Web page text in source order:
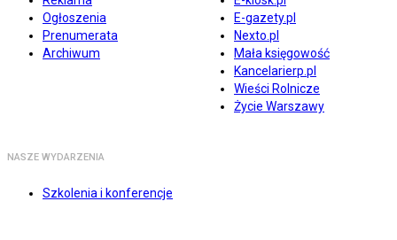
Ogłoszenia
Prenumerata
Archiwum
E-gazety.pl
Nexto.pl
Mała księgowość
Kancelarierp.pl
Wieści Rolnicze
Życie Warszawy
NASZE WYDARZENIA
Szkolenia i konferencje